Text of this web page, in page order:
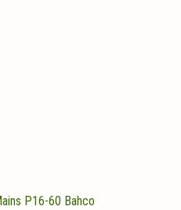
P16-60 Bahco